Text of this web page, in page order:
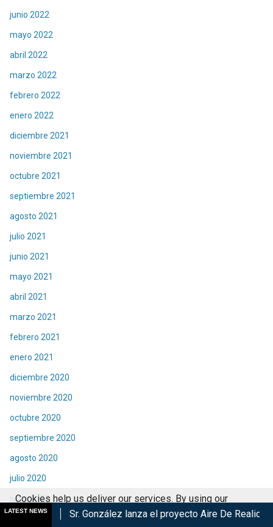
junio 2022
mayo 2022
abril 2022
marzo 2022
febrero 2022
enero 2022
diciembre 2021
noviembre 2021
octubre 2021
septiembre 2021
agosto 2021
julio 2021
junio 2021
mayo 2021
abril 2021
marzo 2021
febrero 2021
enero 2021
diciembre 2020
noviembre 2020
octubre 2020
septiembre 2020
agosto 2020
julio 2020
junio 2020
LATEST NEWS
González lanza el proyecto Aire De Realidad en México
Cookies help us deliver our services. By using our
services, you agree to our use of cookies.
Got it